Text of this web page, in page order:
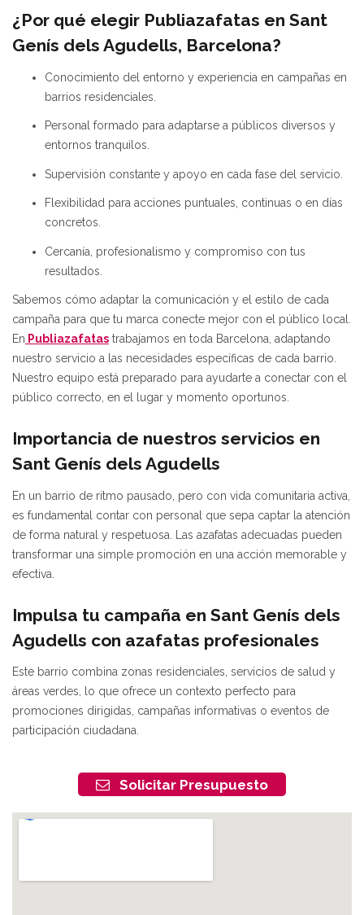
¿Por qué elegir Publiazafatas en Sant
Genís dels Agudells, Barcelona?
Conocimiento del entorno y experiencia en campañas en
barrios residenciales.
Personal formado para adaptarse a públicos diversos y
entornos tranquilos.
Supervisión constante y apoyo en cada fase del servicio.
Flexibilidad para acciones puntuales, continuas o en días
concretos.
Cercanía, profesionalismo y compromiso con tus
resultados.
Sabemos cómo adaptar la comunicación y el estilo de cada
campaña para que tu marca conecte mejor con el público local.
En Publiazafatas trabajamos en toda Barcelona, adaptando
nuestro servicio a las necesidades específicas de cada barrio.
Nuestro equipo está preparado para ayudarte a conectar con el
público correcto, en el lugar y momento oportunos.
Importancia de nuestros servicios en
Sant Genís dels Agudells
En un barrio de ritmo pausado, pero con vida comunitaria activa,
es fundamental contar con personal que sepa captar la atención
de forma natural y respetuosa. Las azafatas adecuadas pueden
transformar una simple promoción en una acción memorable y
efectiva.
Impulsa tu campaña en Sant Genís dels
Agudells con azafatas profesionales
Este barrio combina zonas residenciales, servicios de salud y
áreas verdes, lo que ofrece un contexto perfecto para
promociones dirigidas, campañas informativas o eventos de
participación ciudadana.
Solicitar Presupuesto